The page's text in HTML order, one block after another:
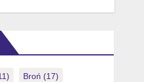
lobby sense with
and ios devices.
want to improve
Broń (17)